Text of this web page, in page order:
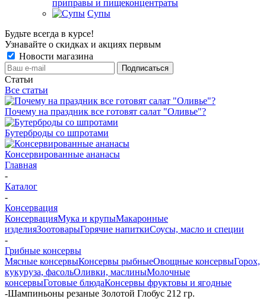
приправы и пищеконцентраты
Супы
Будьте всегда в курсе!
Узнавайте о скидках и акциях первым
Новости магазина
Статьи
Все статьи
Почему на праздник все готовят салат "Оливье"?
Бутерброды со шпротами
Консервированные ананасы
Главная
-
Каталог
-
Консервация
КонсервацияМука и крупыМакаронные
изделияЗоотоварыГорячие напиткиСоусы, масло и специи
-
Грибные консервы
Мясные консервыКонсервы рыбныеОвощные консервыГорох,
кукуруза, фасольОливки, маслиныМолочные
консервыГотовые блюдаКонсервы фруктовы и ягодные
-Шампиньоны резаные Золотой Глобус 212 гр.